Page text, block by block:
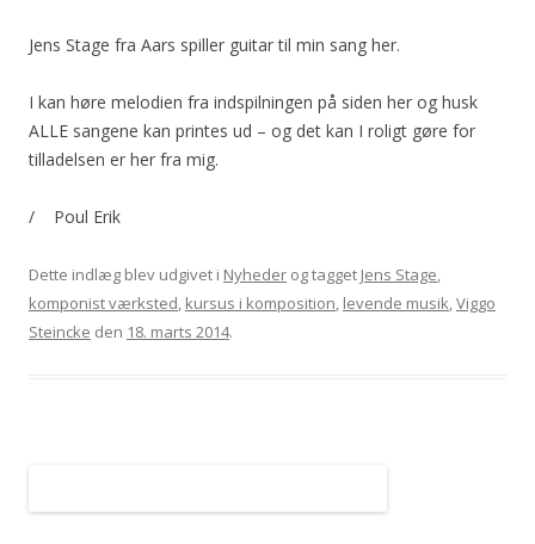
Jens Stage fra Aars spiller guitar til min sang her.
I kan høre melodien fra indspilningen på siden her og husk
ALLE sangene kan printes ud – og det kan I roligt gøre for
tilladelsen er her fra mig.
/ Poul Erik
Dette indlæg blev udgivet i Nyheder og tagget Jens Stage,
komponist værksted, kursus i komposition, levende musik,Viggo
Steincke den 18. marts 2014.